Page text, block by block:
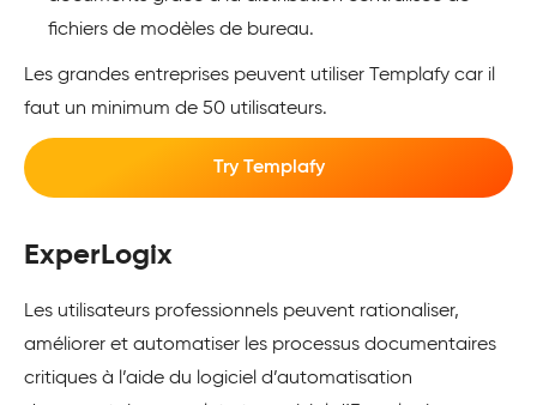
fichiers de modèles de bureau.
Les grandes entreprises peuvent utiliser Templafy car il
faut un minimum de 50 utilisateurs.
Try Templafy
ExperLogix
Les utilisateurs professionnels peuvent rationaliser,
améliorer et automatiser les processus documentaires
critiques à l’aide du logiciel d’automatisation